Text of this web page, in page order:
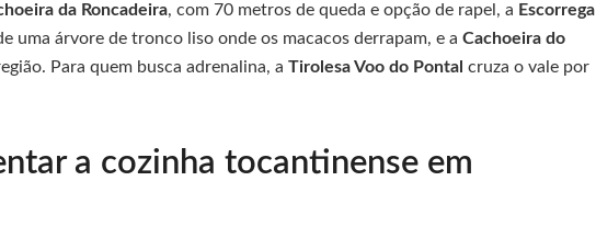
da Roncadeira, com 70 metros de queda e opção de rapel, a Escorrega
uma árvore de tronco liso onde os macacos derrapam, e a Cachoeira do
Para quem busca adrenalina, a Tirolesa Voo do Pontal cruza o vale por
a cozinha tocantinense em